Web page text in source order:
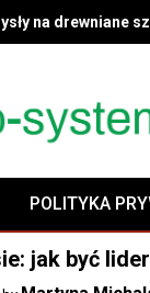
na drewniane
POLITYKA
jak być